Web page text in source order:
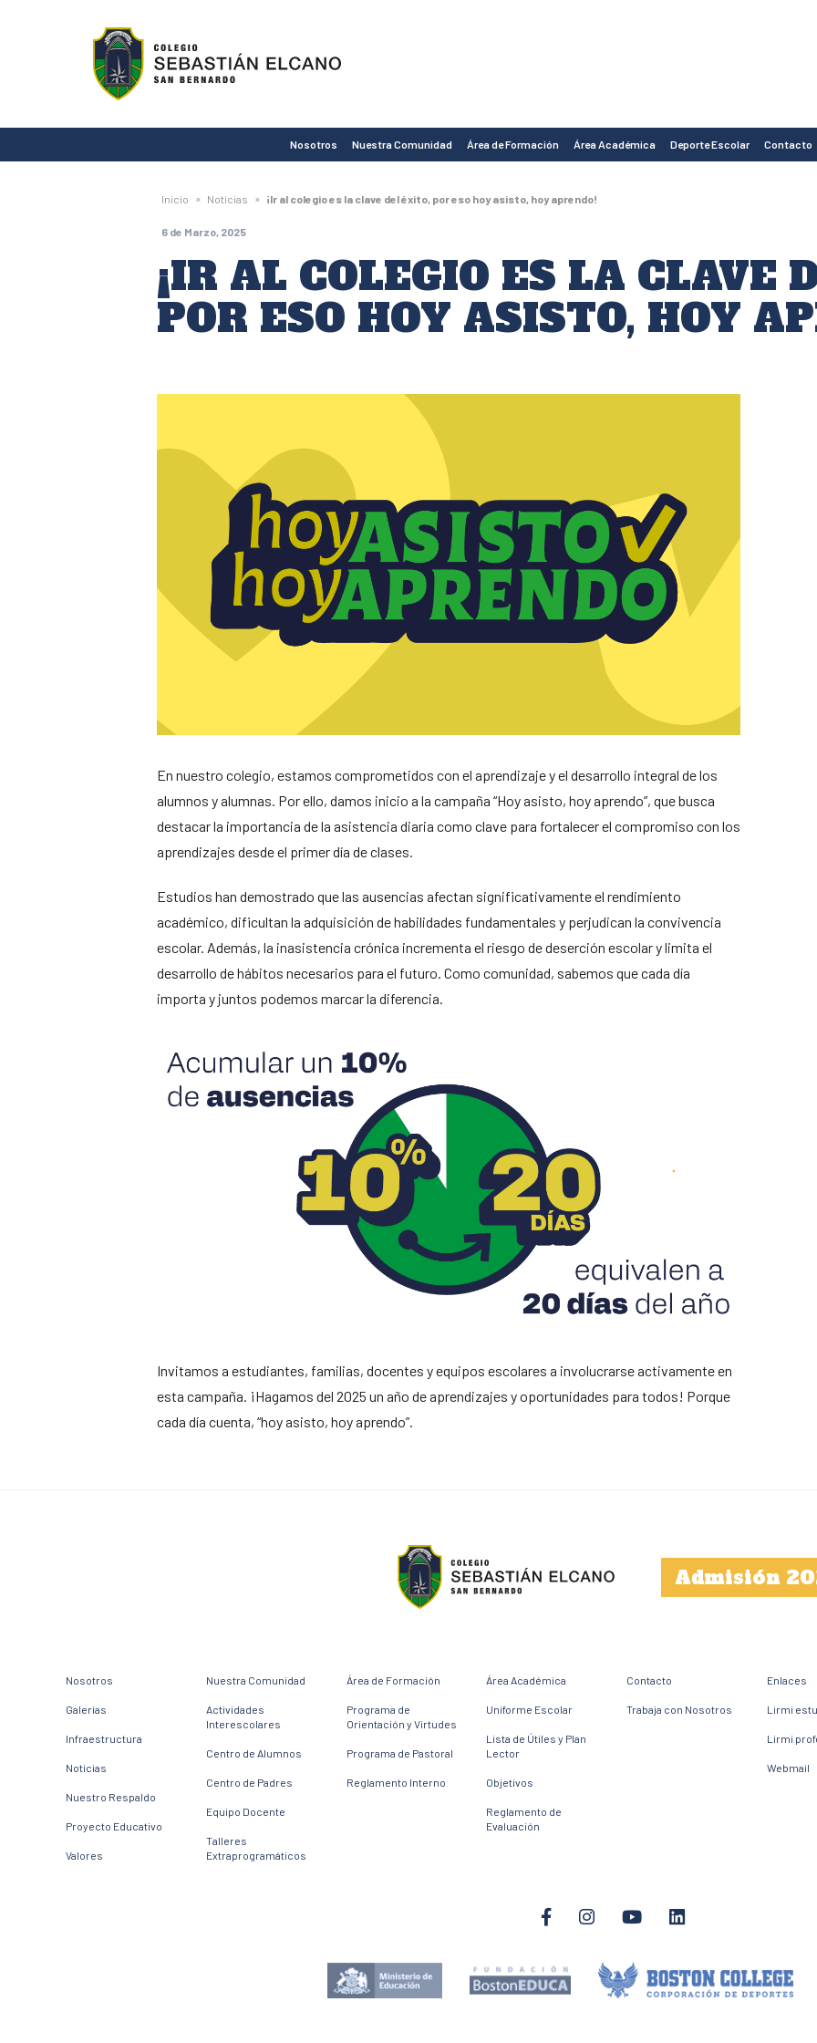
Colegio
Sebastián
Elcano
de
San
Bernardo
Nosotros Nuestra Comunidad Área de Formación Área Académica Deporte Escolar Contacto
Inicio » Noticias » ¡Ir al colegio es la clave del éxito, por eso hoy asisto, hoy aprendo!
6 de Marzo, 2025
¡IR AL COLEGIO ES LA CLAVE
POR ESO HOY ASISTO, HOY
En nuestro colegio, estamos comprometidos con el aprendizaje y el desarrollo integral de los
alumnos y alumnas. Por ello, damos inicio a la campaña “Hoy asisto, hoy aprendo”, que busca
destacar la importancia de la asistencia diaria como clave para fortalecer el compromiso con los
aprendizajes desde el primer día de clases.
Estudios han demostrado que las ausencias afectan significativamente el rendimiento
académico, dificultan la adquisición de habilidades fundamentales y perjudican la convivencia
escolar. Además, la inasistencia crónica incrementa el riesgo de deserción escolar y limita el
desarrollo de hábitos necesarios para el futuro. Como comunidad, sabemos que cada día
importa y juntos podemos marcar la diferencia.
Invitamos a estudiantes, familias, docentes y equipos escolares a involucrarse activamente en
esta campaña. ¡Hagamos del 2025 un año de aprendizajes y oportunidades para todos! Porque
cada día cuenta, “hoy asisto, hoy aprendo”.
Admisión
Nosotros
Galerías
Infraestructura
Noticias
Nuestro Respaldo
Proyecto Educativo
Valores
Nuestra Comunidad
Actividades
Interescolares
Centro de Alumnos
Centro de Padres
Equipo Docente
Talleres
Extraprogramáticos
Área de Formación
Programa de
Orientación y Virtudes
Programa de Pastoral
Reglamento Interno
Área Académica
Uniforme Escolar
Lista de Útiles y Plan
Lector
Objetivos
Reglamento de
Evaluación
Contacto
Trabaja con Nosotros
Enlaces
Lirmi
Lirmi
Webmail